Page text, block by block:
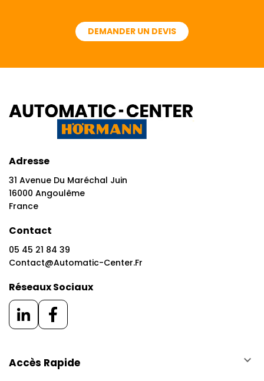
DEMANDER UN DEVIS
Adresse
31 Avenue Du Maréchal Juin
16000 Angoulême
France
Contact
05 45 21 84 39
Contact@automatic-Center.fr
Réseaux Sociaux
Accès Rapide keyboard_arrow_down